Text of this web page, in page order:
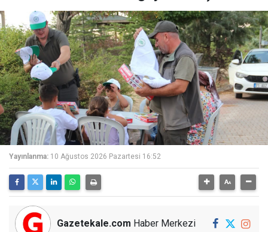
Yayınlanma: 10 Ağustos 2026 Pazartesi 16:52
Gazetekale.com Haber Merkezi